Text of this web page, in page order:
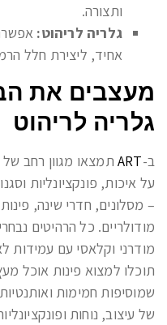
ותצורה.
גלריה לריהוט:
אחיד, ליצירת חלל
מעצבים את
גלריה לריהוט
ב-ART תמצאו מגוון רחב
על איכות, פונקציונליות
– מסלונים, חדרי שינה,
מודולריים. כל הרהיטים
תוכלו למצוא פינות אוכל
שמוסיפות חמימות
של עיצוב, נוחות